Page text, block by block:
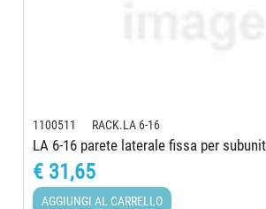
1100511 RACK.LA 6-16
LA 6-16 parete laterale fissa per
€ 31,65
AGGIUNGI AL CARRELLO